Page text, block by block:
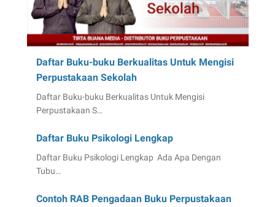
Daftar Buku-buku Berkualitas Untuk Mengisi
Perpustakaan Sekolah
Daftar Buku-buku Berkualitas Untuk Mengisi
Perpustakaan S…
Daftar Buku Psikologi Lengkap
Daftar Buku Psikologi Lengkap Ada Apa Dengan
Tubu…
Contoh RAB Pengadaan Buku Perpustakaan